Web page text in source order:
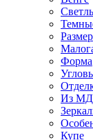
Размер
Форма
Из
Купе